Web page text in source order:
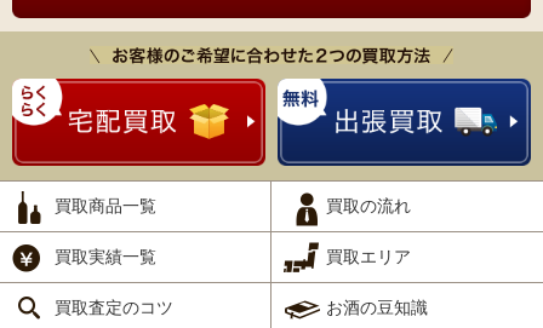
買取商品一覧 買取の流れ
買取実績一覧 買取エリア
買取査定のコツ お酒の豆知識